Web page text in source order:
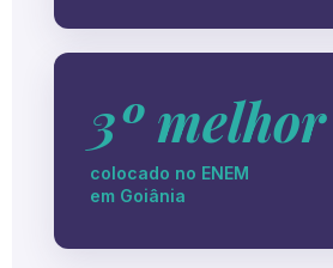
3º melhor
colocado no ENEM
em Goiânia